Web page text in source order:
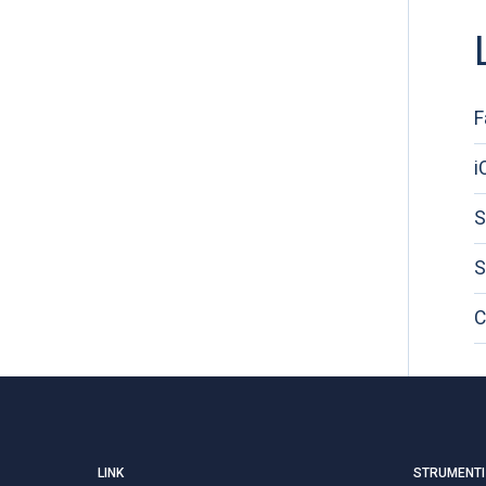
LINK STRUMENTI